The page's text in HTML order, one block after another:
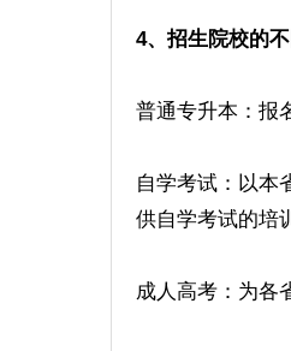
4、招生院校的不
普通专升本：报
自学考试：以本
供自学考试的培
成人高考：为各